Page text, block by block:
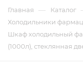
Главная — Каталог
Холодильники
Шкаф холодильный
(1000л), стеклянная